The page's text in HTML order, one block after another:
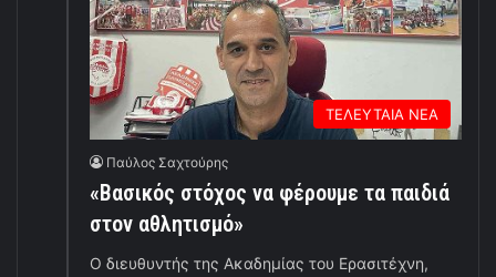
ΤΕΛΕΥΤΑΙΑ ΝΕΑ
Παύλος Σαχτούρης
«Βασικός στόχος να φέρουμε τα παιδιά
στον αθλητισμό»
Ο διευθυντής της Ακαδημίας του Ερασιτέχνη,